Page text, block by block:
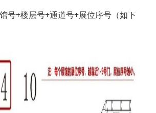
号+楼层号+通道号+展位序号（如下